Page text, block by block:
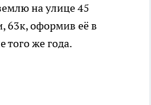
на улице 45
63к, оформив её в
того же года.